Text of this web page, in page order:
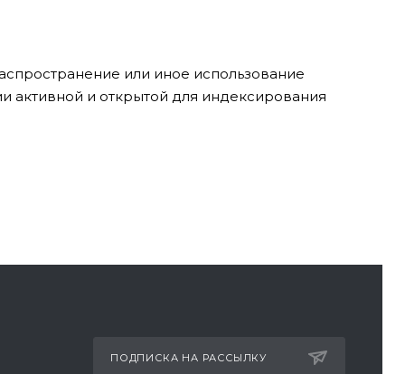
или иное использование
активной и открытой для индексирования
ПОДПИСКА НА РАССЫЛКУ